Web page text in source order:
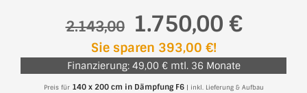
2.143,00 1.750,00 €
Sie sparen 393,00 €!
Finanzierung: 49,00 € mtl. 36 Monate
Preis für 140 x 200 cm in Dämpfung F6| inkl. Lieferung & Aufbau